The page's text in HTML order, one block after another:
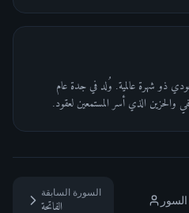
ذو شهرة عالمية. وُلد في جدة عام
السورة السابقة
الفاتحة